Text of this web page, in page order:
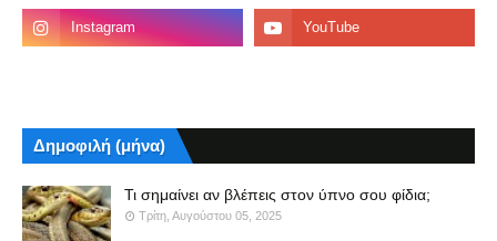
Δημοφιλή (μήνα)
Τι σημαίνει αν βλέπεις στον ύπνο σου φίδια;
Τρίτη, Αυγούστου 05, 2025